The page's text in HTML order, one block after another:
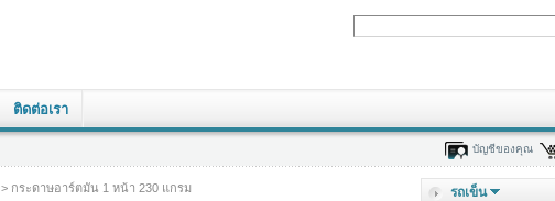
ติดต่อเรา
บัญชีของคุณ
> กระดาษอาร์ตมัน 1 หน้า 230 แกรม รถเข็น